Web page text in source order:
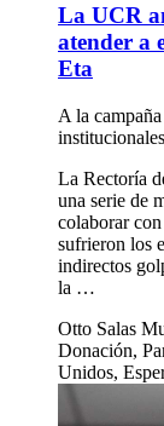
La UCR
atender a
Eta
A la
La Rectoría
una serie de
colaborar
sufrieron los
indirectos
la …
Otto Salas
Donación,
Unidos,